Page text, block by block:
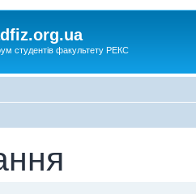
студентів факультету РЕКС